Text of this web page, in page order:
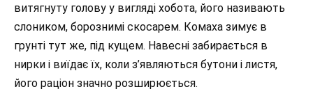
витягнуту голову у вигляді хобота, його називають
слоником, борознимі скосарем. Комаха зимує в
грунті тут же, під кущем. Навесні забирається в
нирки і виїдає їх, коли з’являються бутони і листя,
його раціон значно розширюється.